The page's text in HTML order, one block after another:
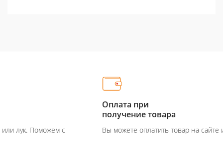
Вы можете оплатить товар на сайте или при получение